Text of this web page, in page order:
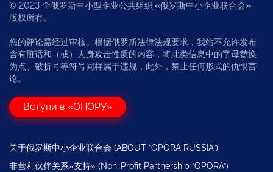
© 2023 全俄罗斯中小型企业公共组织 «俄罗斯中小企业联合会»
版权所有。
您的评论需经过审核。根据俄罗斯法律法规要求，我站不允许发布
含有脏话和（或）人身攻击性质的内容，将此类信息中的字母替换
为点、破折号等符号同样属于违规，此外，禁止任何形式的仇恨言
论。
Вступи в «ОПОРУ»
关于俄罗斯中小企业联合会 (ABOUT “OPORA RUSSIA”)
非营利伙伴关系«支持» (Non-Profit Partnership “OPORA”)